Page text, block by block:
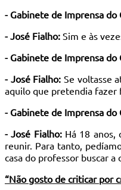
- Gabinete de Imprensa do
- José Fialho: Sim e às
- Gabinete de Imprensa do
- José Fialho: Se voltasse
aquilo que pretendia fazer
- Gabinete de Imprensa do
- José Fialho:Há 18 anos,
reunir. Para tanto,
casa do professor buscar
“Não gosto de criticar por